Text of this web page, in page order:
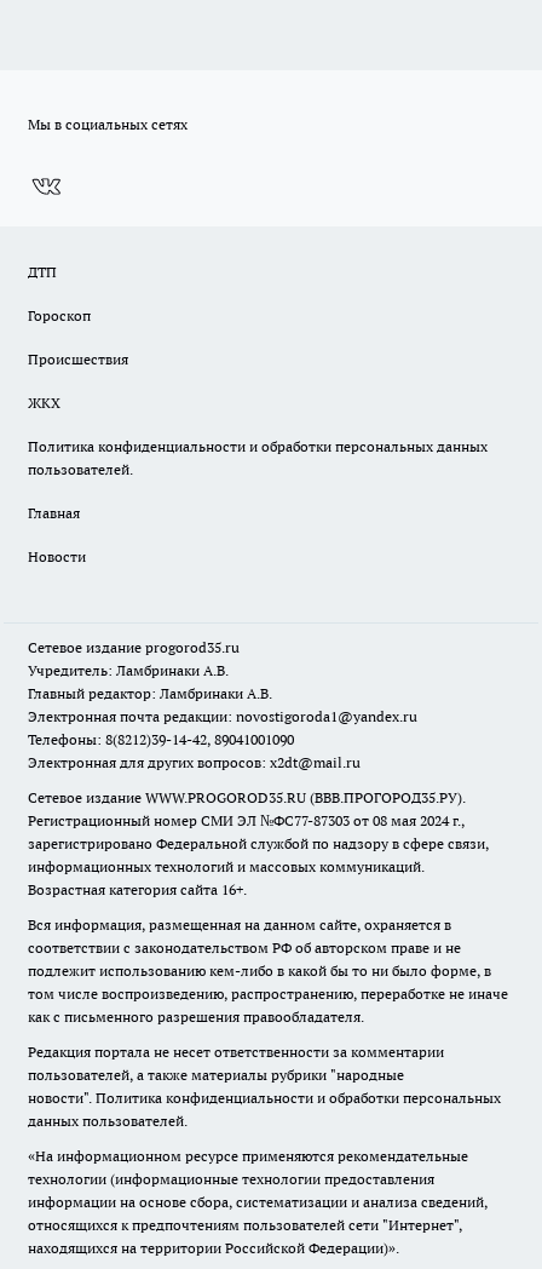
Мы в социальных сетях
ДТП
Гороскоп
Происшествия
ЖКХ
Политика конфиденциальности и обработки персональных данных
пользователей.
Главная
Новости
Сетевое издание progorod35.ru
Учредитель: Ламбринаки А.В.
Главный редактор: Ламбринаки А.В.
Электронная почта редакции: novostigoroda1@yandex.ru
Телефоны: 8(8212)39-14-42, 89041001090
Электронная для других вопросов: x2dt@mail.ru
Сетевое издание WWW.PROGOROD35.RU (ВВВ.ПРОГОРОД35.РУ).
Регистрационный номер СМИ ЭЛ №ФС77-87303 от 08 мая 2024 г.,
зарегистрировано Федеральной службой по надзору в сфере связи,
информационных технологий и массовых коммуникаций.
Возрастная категория сайта 16+.
Вся информация, размещенная на данном сайте, охраняется в
соответствии с законодательством РФ об авторском праве и не
подлежит использованию кем-либо в какой бы то ни было форме, в
том числе воспроизведению, распространению, переработке не иначе
как с письменного разрешения правообладателя.
Редакция портала не несет ответственности за комментарии
пользователей, а также материалы рубрики "народные
новости". Политика конфиденциальности и обработки персональных
данных пользователей.
«На информационном ресурсе применяются рекомендательные
технологии (информационные технологии предоставления
информации на основе сбора, систематизации и анализа сведений,
относящихся к предпочтениям пользователей сети "Интернет",
находящихся на территории Российской Федерации)».